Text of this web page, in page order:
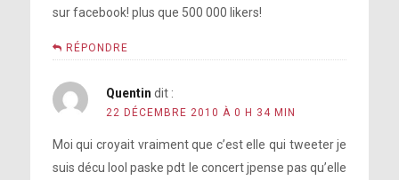
sur facebook! plus que 500 000 likers!
RÉPONDRE
Quentin dit :
22 DÉCEMBRE 2010 À 0 H 34 MIN
Moi qui croyait vraiment que c’est elle qui tweeter je
suis décu lool paske pdt le concert jpense pas qu’elle